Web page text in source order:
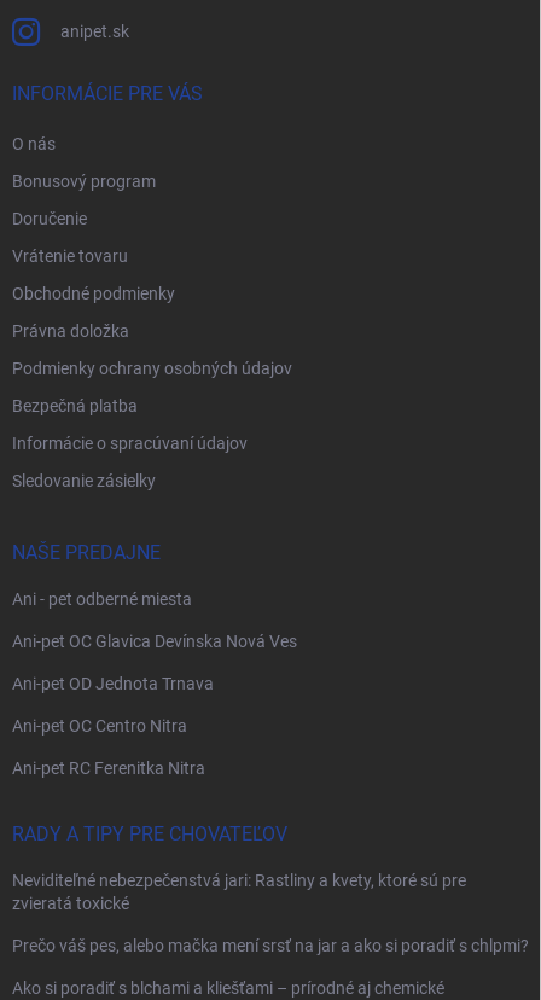
anipet.sk
INFORMÁCIE PRE VÁS
O nás
Bonusový program
Doručenie
Vrátenie tovaru
Obchodné podmienky
Právna doložka
Podmienky ochrany osobných údajov
Bezpečná platba
Informácie o spracúvaní údajov
Sledovanie zásielky
NAŠE PREDAJNE
Ani - pet odberné miesta
Ani-pet OC Glavica Devínska Nová Ves
Ani-pet OD Jednota Trnava
Ani-pet OC Centro Nitra
Ani-pet RC Ferenitka Nitra
RADY A TIPY PRE CHOVATEĽOV
Neviditeľné nebezpečenstvá jari: Rastliny a kvety, ktoré sú pre
zvieratá toxické
Prečo váš pes, alebo mačka mení srsť na jar a ako si poradiť s chlpmi?
Ako si poradiť s blchami a kliešťami – prírodné aj chemické